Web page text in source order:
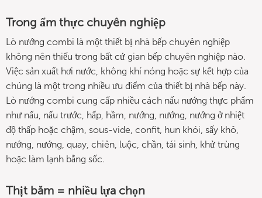
Trong ẩm thực chuyên nghiệp
Lò nướng combi là một thiết bị nhà bếp chuyên nghiệp
không nên thiếu trong bất cứ gian bếp chuyên nghiệp nào.
Việc sản xuất hơi nước, không khí nóng hoặc sự kết hợp của
chúng là một trong nhiều ưu điểm của thiết bị nhà bếp này.
Lò nướng combi cung cấp nhiều cách nấu nướng thực phẩm
như nấu, nấu trước, hấp, hầm, nướng, nướng, nướng ở nhiệt
độ thấp hoặc chậm, sous-vide, confit, hun khói, sấy khô,
nướng, nướng, quay, chiên, luộc, chần, tái sinh, khử trùng
hoặc làm lạnh bằng sốc.
Thịt băm = nhiều lựa chọn